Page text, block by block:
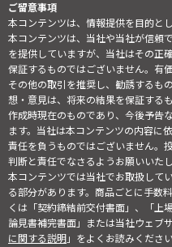
ご留意事項
本コンテンツは、情報提供を目的と
本コンテンツは、当社や当社が信頼
を提供していますが、当社はその正
保証するものではございません。有
その他の取引を推奨し、勧誘するも
想・意見は、将来の結果を保証する
作成時現在のものであり、今後予告
ます。当社は本コンテンツの内容に
責任を負うものではございません。
判断と責任でなさるようお願いいたし
本コンテンツでは当社でお取扱して
る部分があります。商品ごとに手数
くは「契約締結前交付書面」、「上
論見書補完書面」または当社ウェブ
に関する説明」をよくお読みください